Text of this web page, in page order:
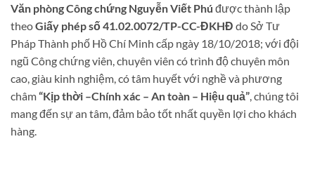
Văn phòng Công chứng Nguyễn Viết Phú được thành lập
theoGiấy phép số 41.02.0072/TP-CC-ĐKHĐ do Sở Tư
Pháp Thành phố Hồ Chí Minh cấp ngày 18/10/2018; với đội
ngũ Công chứng viên, chuyên viên có trình độ chuyên môn
cao, giàu kinh nghiệm, có tâm huyết với nghề và phương
châm“Kịp thời –Chính xác – An toàn – Hiệu quả” , chúng tôi
mang đến sự an tâm, đảm bảo tốt nhất quyền lợi cho khách
hàng.